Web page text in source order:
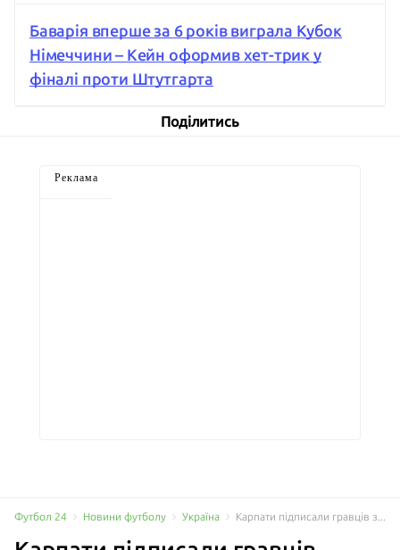
Баварія вперше за 6 років виграла Кубок
Німеччини – Кейн оформив хет-трик у
фіналі проти Штутгарта
Поділитись
Реклама